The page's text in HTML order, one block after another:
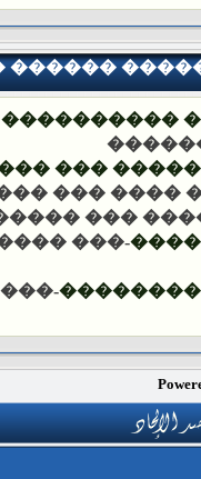
������
���
���
���
���
���� ���
���� ���
������
���